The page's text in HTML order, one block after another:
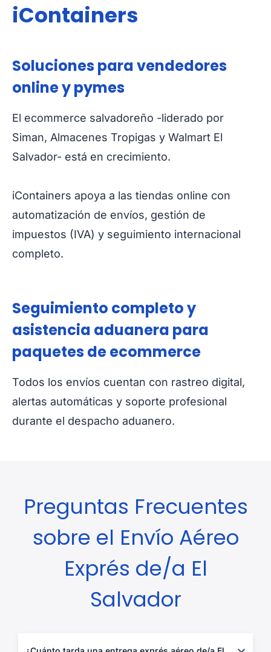
iContainers
Soluciones para vendedores
online y pymes
El ecommerce salvadoreño -liderado por
Siman, Almacenes Tropigas y Walmart El
Salvador- está en crecimiento.
iContainers apoya a las tiendas online con
automatización de envíos, gestión de
impuestos (IVA) y seguimiento internacional
completo.
Seguimiento completo y
asistencia aduanera para
paquetes de ecommerce
Todos los envíos cuentan con rastreo digital,
alertas automáticas y soporte profesional
durante el despacho aduanero.
Preguntas Frecuentes
sobre el Envío Aéreo
Exprés de/a El
Salvador